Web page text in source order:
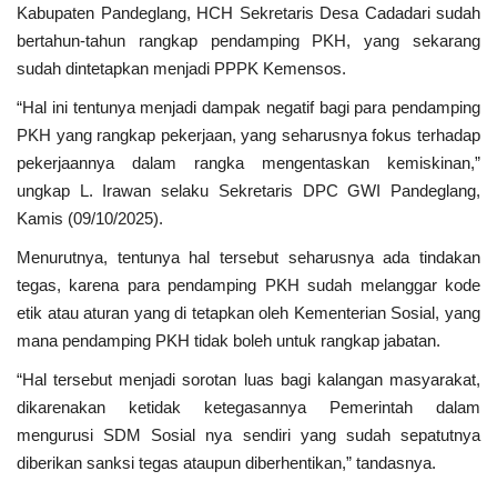
Sosial
Agama
Polri
Olahraga
Ekonomi
TNI & POLRI
Mabes TNI AD
Kabupaten Pandeglang, HCH Sekretaris Desa Cadadari sudah
bertahun-tahun rangkap pendamping PKH, yang sekarang
sudah dintetapkan menjadi PPPK Kemensos.
“Hal ini tentunya menjadi dampak negatif bagi para pendamping
PKH yang rangkap pekerjaan, yang seharusnya fokus terhadap
pekerjaannya dalam rangka mengentaskan kemiskinan,”
ungkap L. Irawan selaku Sekretaris DPC GWI Pandeglang,
Kamis (09/10/2025).
Menurutnya, tentunya hal tersebut seharusnya ada tindakan
tegas, karena para pendamping PKH sudah melanggar kode
etik atau aturan yang di tetapkan oleh Kementerian Sosial, yang
mana pendamping PKH tidak boleh untuk rangkap jabatan.
“Hal tersebut menjadi sorotan luas bagi kalangan masyarakat,
dikarenakan ketidak ketegasannya Pemerintah dalam
mengurusi SDM Sosial nya sendiri yang sudah sepatutnya
diberikan sanksi tegas ataupun diberhentikan,” tandasnya.